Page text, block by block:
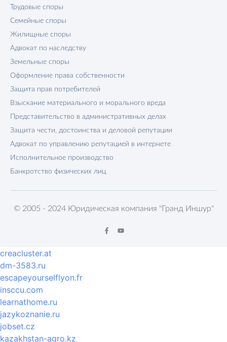
Трудовые споры
Семейные споры
Жилищные споры
Адвокат по наследству
Земельные споры
Оформление права собственности
Защита прав потребителей
Взыскание материального и морального вреда
Представительство в административных делах
Защита чести, достоинства и деловой репутации
Адвокат по управлению репутацией в интернете
Исполнительное производство
Банкротство физических лиц
© 2005 - 2024 Юридическая компания "Гранд Иншур"
creacluster.at
dm-3583.ru
escapeyourselflyon.fr
insccu.com
learnathome.ru
jazykoznanie.ru
jobset.cz
kazakhstan-agro.kz